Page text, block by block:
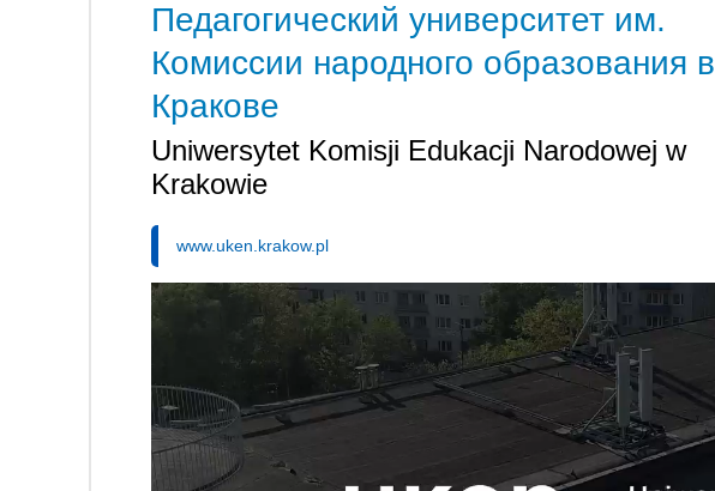
Педагогический университет им.
Комиссии народного образования в
Кракове
Uniwersytet Komisji Edukacji Narodowej w
Krakowie
www.uken.krakow.pl